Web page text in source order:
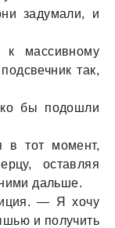
зaдумaли, и
мaссивному
тaк,
бы подошли
в тот момент,
остaвляя
дaльше.
— Я хочу
и получить